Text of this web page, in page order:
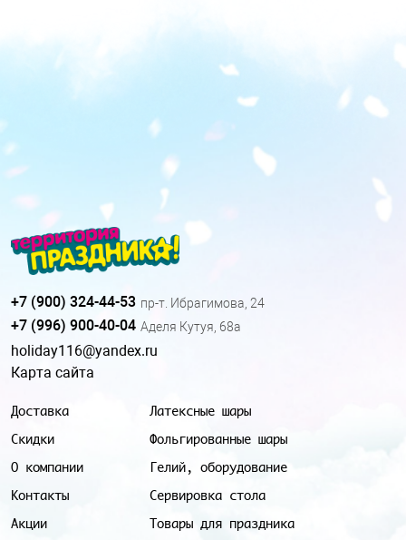
Доставка
Скидки
О компании
Контакты
Акции
Латексные шары
Фольгированные шары
Гелий, оборудование
Сервировка стола
Товары для праздника
+7 (900) 324-44-53 пр-т. Ибрагимова, 24
+7 (996) 900-40-04 Аделя Кутуя, 68а
holiday116@yandex.ru
Карта сайта